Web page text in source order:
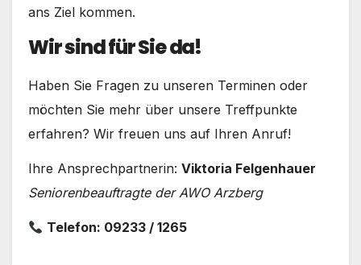
ans Ziel kommen.
Wir sind für Sie da!
Haben Sie Fragen zu unseren Terminen oder
möchten Sie mehr über unsere Treffpunkte
erfahren? Wir freuen uns auf Ihren Anruf!
Ihre Ansprechpartnerin: Viktoria Felgenhauer
Seniorenbeauftragte der AWO Arzberg
Telefon: 09233 / 1265